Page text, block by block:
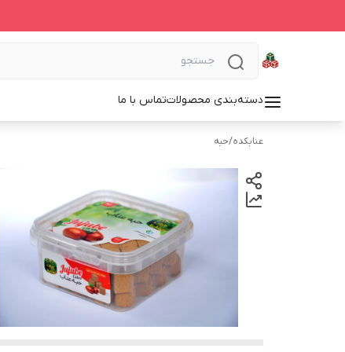
دسته‌بندی محصولاتتماس با ما
عنابکده/حبه